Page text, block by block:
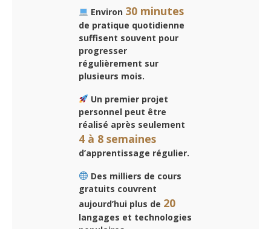
Environ 30 minutes
de pratique quotidienne
suffisent souvent pour
progresser
régulièrement sur
plusieurs mois.
Un premier projet
personnel peut être
réalisé après seulement
4 à 8 semaines
d’apprentissage régulier.
Des milliers de cours
gratuits couvrent
aujourd’hui plus de 20
langages et technologies